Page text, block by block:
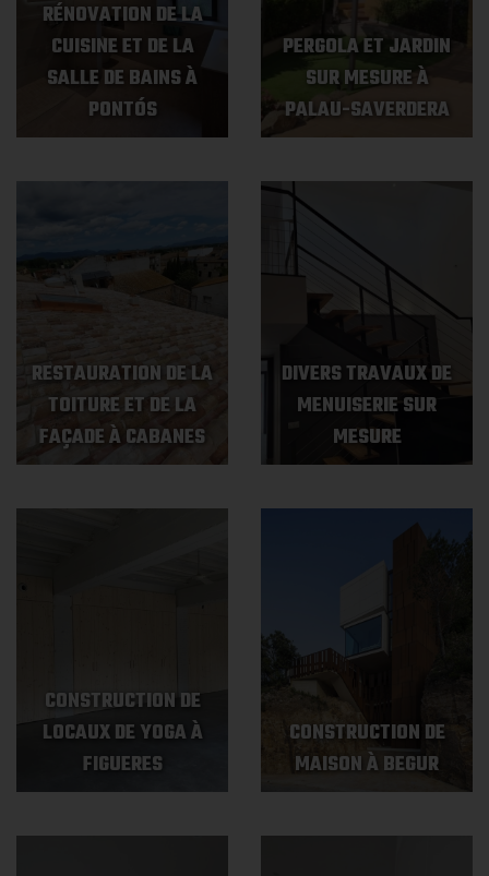
RÉNOVATION DE LA
CUISINE ET DE LA
SALLE DE BAINS À
PONTÓS
PERGOLA ET JARDIN
SUR MESURE À
PALAU-SAVERDERA
RESTAURATION DE LA
TOITURE ET DE LA
FAÇADE À CABANES
DIVERS TRAVAUX DE
MENUISERIE SUR
MESURE
CONSTRUCTION DE
LOCAUX DE YOGA À
FIGUERES
CONSTRUCTION DE
MAISON À BEGUR